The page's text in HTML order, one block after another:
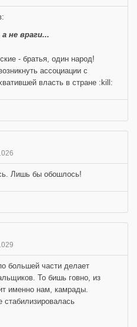
не враги...
- братья, один народ!
ассоциации с
власть в стране :kill:
Лишь бы обошлось!
большей части делает
То бишь говно, из
именно нам, камрады.
стабилизировалась